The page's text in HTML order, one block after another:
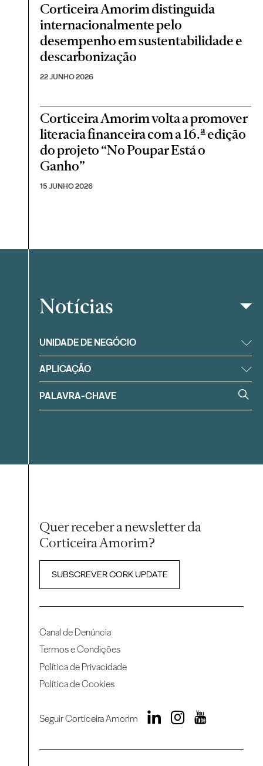
Corticeira Amorim distinguida
internacionalmente pelo
desempenho em sustentabilidade e
descarbonização
22 JUNHO 2026
Corticeira Amorim volta a promover
literacia financeira com a 16.ª edição
do projeto “No Poupar Está o
Ganho”
15 JUNHO 2026
Filtrar
Notícias
UNIDADE DE NEGÓCIO
APLICAÇÃO
Quer receber a newsletter da
Corticeira Amorim?
SUBSCREVER CORK UPDATE
Canal de Denúncia
Termos e Condições
Política de Privacidade
Política de Cookies
Seguir Corticeira Amorim